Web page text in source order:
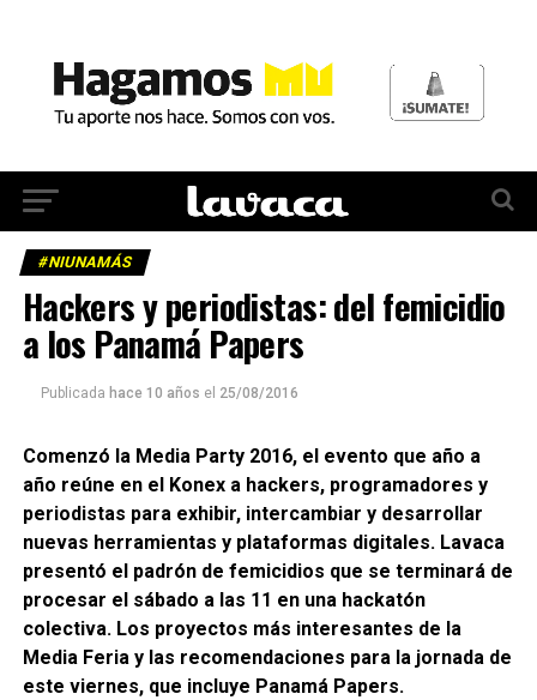
#NIUNAMÁS
Hackers y periodistas: del femicidio
a los Panamá Papers
Publicada hace 10 años el 25/08/2016
Comenzó la Media Party 2016, el evento que año a
año reúne en el Konex a hackers, programadores y
periodistas para exhibir, intercambiar y desarrollar
nuevas herramientas y plataformas digitales. Lavaca
presentó el padrón de femicidios que se terminará de
procesar el sábado a las 11 en una hackatón
colectiva. Los proyectos más interesantes de la
Media Feria y las recomendaciones para la jornada de
este viernes, que incluye Panamá Papers.